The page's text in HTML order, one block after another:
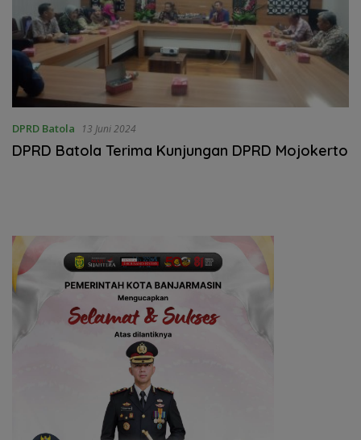
DPRD Batola 13 Juni 2024
DPRD Batola Terima Kunjungan DPRD Mojokerto